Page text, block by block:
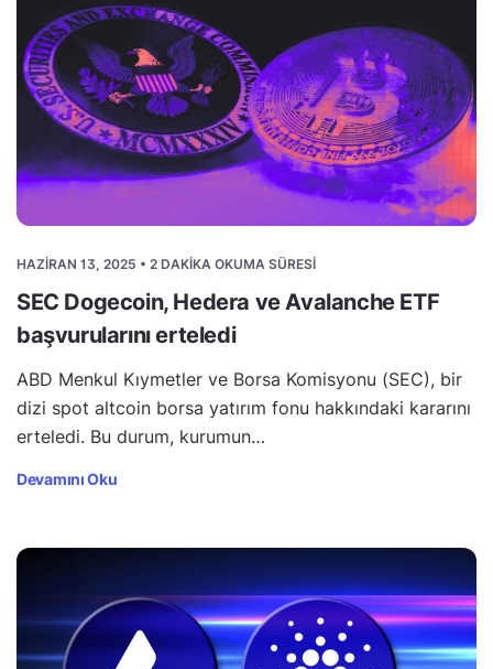
HAZIRAN 13, 2025 • 2 DAKIKA OKUMA SÜRESI
SEC Dogecoin, Hedera ve Avalanche ETF
başvurularını erteledi
ABD Menkul Kıymetler ve Borsa Komisyonu (SEC), bir
dizi spot altcoin borsa yatırım fonu hakkındaki kararını
erteledi. Bu durum, kurumun…
Devamını Oku